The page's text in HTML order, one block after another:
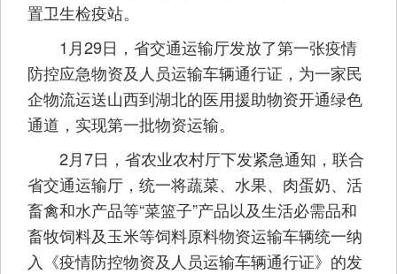
置卫生检疫站。
1月29日，省交通运输厅发放了第一张疫情
防控应急物资及人员运输车辆通行证，为一家民
企物流运送山西到湖北的医用援助物资开通绿色
通道，实现第一批物资运输。
2月7日，省农业农村厅下发紧急通知，联合
省交通运输厅，统一将蔬菜、水果、肉蛋奶、活
畜禽和水产品等“菜篮子”产品以及生活必需品和
畜牧饲料及玉米等饲料原料物资运输车辆统一纳
入《疫情防控物资及人员运输车辆通行证》的发